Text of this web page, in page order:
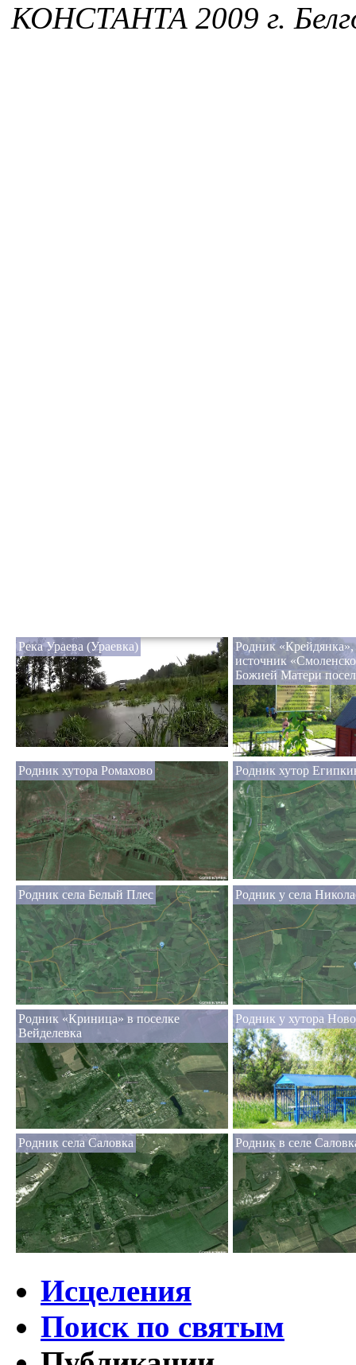
КОНСТАНТА 2009 г.
Река Ураева (Ураевка)
Родник «Крейдянка»,
источник
Божией Матери
Родник хутора Ромахово Родник хутор
Родник села Белый Плес Родник у села
Родник «Криница» в поселке
Вейделевка
Родник у хутора
Родник села Саловка Родник в селе
Исцеления
Поиск по святым